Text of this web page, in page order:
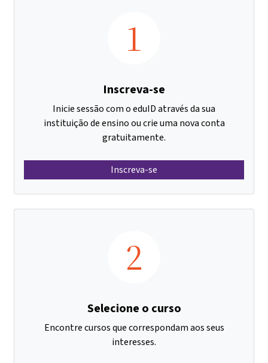
1
Inscreva-se
Inicie sessão com o eduID através da sua
instituição de ensino ou crie uma nova conta
gratuitamente.
Inscreva-se
2
Selecione o curso
Encontre cursos que correspondam aos seus
interesses.